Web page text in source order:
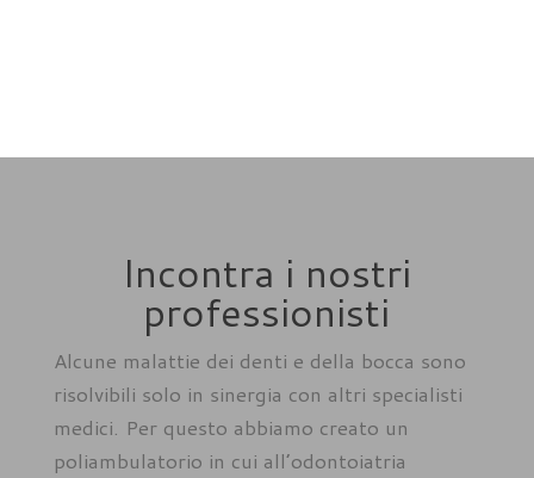
Incontra i nostri
professionisti
Alcune malattie dei denti e della bocca sono
risolvibili solo in sinergia con altri specialisti
medici. Per questo abbiamo creato un
poliambulatorio in cui all’odontoiatria